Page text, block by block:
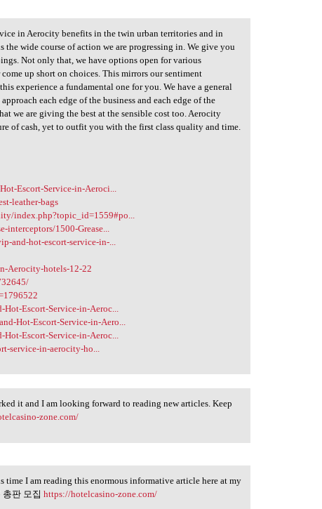
in Aerocity benefits in the twin urban territories and in
wide course of action we are progressing in. We give you
Not only that, we have options open for various
up short on choices. This mirrors our sentiment
experience a fundamental one for you. We have a general
each edge of the business and each edge of the
we are giving the best at the sensible cost too. Aerocity
of cash, yet to outfit you with the first class quality and time.
Escort-Service-in-Aeroci...
leather-bags
index.php?topic_id=1559#po...
1500-Grease...
and-hot-escort-service-in-...
Aerocity-hotels-12-22
Escort-Service-in-Aeroc...
Hot-Escort-Service-in-Aero...
Escort-Service-in-Aeroc...
service-in-aerocity-ho...
it and I am looking forward to reading new articles. Keep
zone.com/
time I am reading this enormous informative article here at my
총판 모집https://hotelcasino-zone.com/